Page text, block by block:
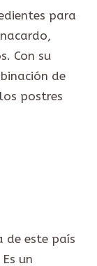
para
Con su
de
postres
de este país
un